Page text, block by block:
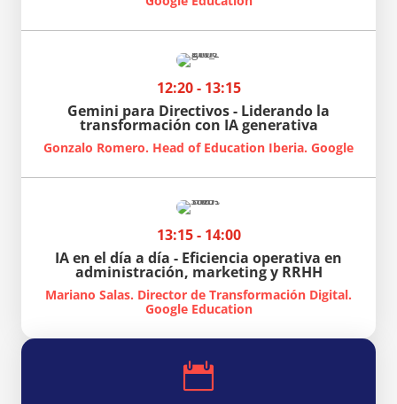
12:20 - 13:15
Gemini para Directivos - Liderando la
transformación con IA generativa
Gonzalo Romero. Head of Education Iberia. Google
13:15 - 14:00
IA en el día a día - Eficiencia operativa en
administración, marketing y RRHH
Mariano Salas. Director de Transformación Digital.
Google Education
